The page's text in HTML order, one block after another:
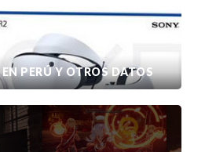
PERÚ Y OTROS DATOS